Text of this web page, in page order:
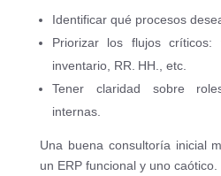
Identificar qué procesos
Priorizar los flujos críticos:
inventario, RR. HH., etc.
Tener claridad sobre
internas.
Una buena consultoría inicial
un ERP funcional y uno caótico.